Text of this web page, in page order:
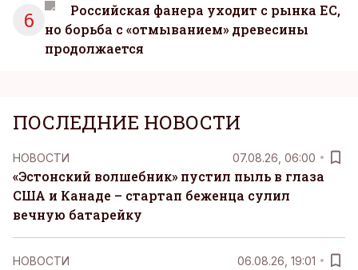
6
Российская фанера уходит с рынка ЕС,
но борьба с «отмыванием» древесины
продолжается
ПОСЛЕДНИЕ НОВОСТИ
НОВОСТИ 07.08.26, 06:00
«Эстонский волшебник» пустил пыль в глаза
США и Канаде – стартап беженца сулил
вечную батарейку
НОВОСТИ 06.08.26, 19:01